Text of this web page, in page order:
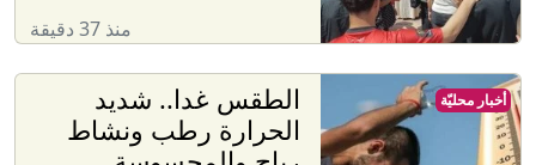
منذ 37 دقيقة
الطقس غدا.. شديد
الحرارة رطب ونشاط
أخبار محليّة